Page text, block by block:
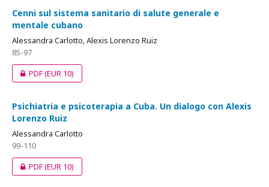
Cenni sul sistema sanitario di salute generale e
mentale cubano
Alessandra Carlotto, Alexis Lorenzo Ruiz
85-97
PDF(EUR 10)
Psichiatria e psicoterapia a Cuba. Un dialogo con Alexis
Lorenzo Ruiz
Alessandra Carlotto
99-110
PDF(EUR 10)